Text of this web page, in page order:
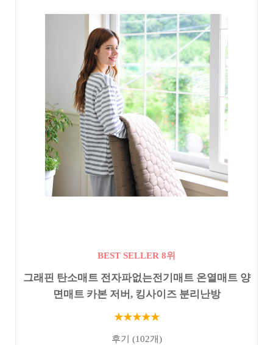
BEST SELLER 8위
그래핀 탄소매트 전자파없는전기매트 온열매트 양
면매트 카본 저버, 킹사이즈 분리난방
★★★★★
후기 (102개)